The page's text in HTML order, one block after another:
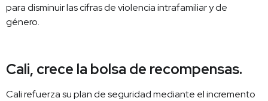
para disminuir las cifras de violencia intrafamiliar y de
género.
Cali, crece la bolsa de recompensas.
Cali refuerza su plan de seguridad mediante el incremento